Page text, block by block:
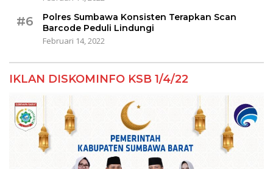
#6
Polres Sumbawa Konsisten Terapkan Scan
Barcode Peduli Lindungi
Februari 14, 2022
IKLAN DISKOMINFO KSB 1/4/22